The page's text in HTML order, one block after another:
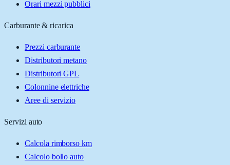
Orari mezzi pubblici
Carburante & ricarica
Prezzi carburante
Distributori metano
Distributori GPL
Colonnine elettriche
Aree di servizio
Servizi auto
Calcola rimborso km
Calcolo bollo auto